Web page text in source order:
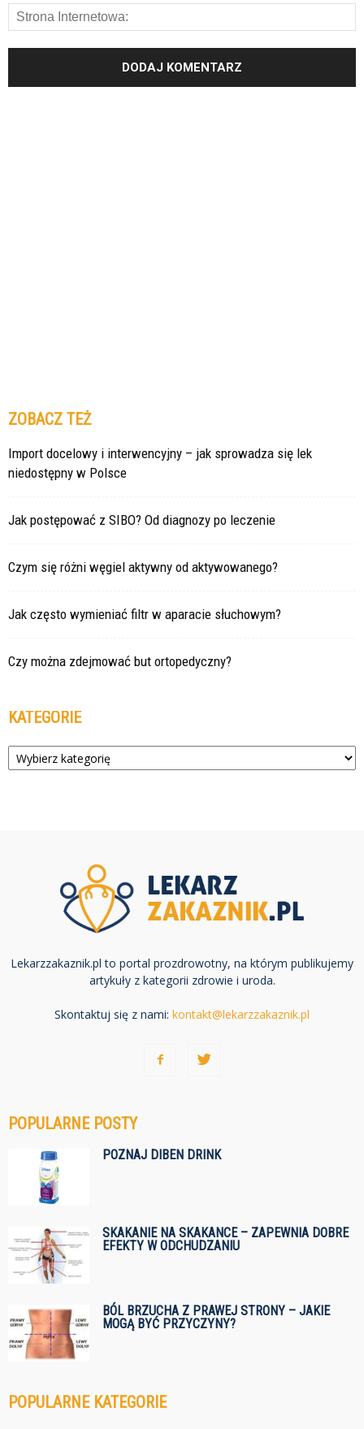
ZOBACZ TEŻ
Import docelowy i interwencyjny – jak sprowadza się lek
niedostępny w Polsce
Jak postępować z SIBO? Od diagnozy po leczenie
Czym się różni węgiel aktywny od aktywowanego?
Jak często wymieniać filtr w aparacie słuchowym?
Czy można zdejmować but ortopedyczny?
KATEGORIE
Kategorie
Lekarzzakaznik.pl to portal prozdrowotny, na którym publikujemy
artykuły z kategorii zdrowie i uroda.
Skontaktuj się z nami: kontakt@lekarzzakaznik.pl
POPULARNE POSTY
POZNAJ DIBEN DRINK
SKAKANIE NA SKAKANCE – ZAPEWNIA DOBRE
EFEKTY W ODCHUDZANIU
BÓL BRZUCHA Z PRAWEJ STRONY – JAKIE
MOGĄ BYĆ PRZYCZYNY?
POPULARNE KATEGORIE